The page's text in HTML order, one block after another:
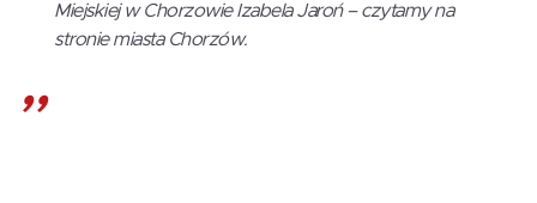
Miejskiej w Chorzowie Izabela Jaroń – czytamy na
stronie miasta Chorzów.